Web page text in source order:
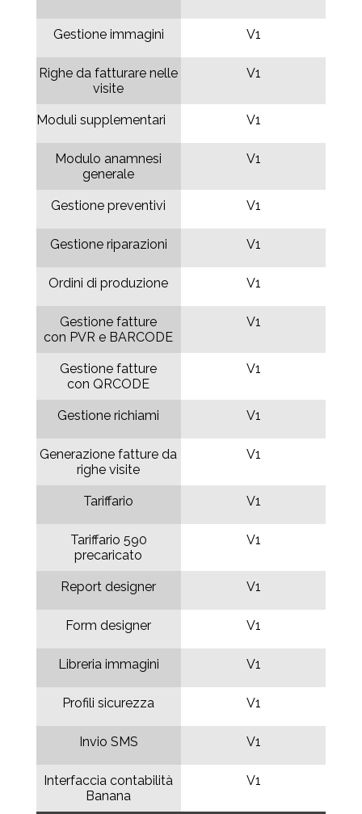
Gestione immagini
Righe da fatturare nelle
visite
Moduli supplementari
Modulo anamnesi
generale
Gestione preventivi
Gestione riparazioni
Ordini di produzione
Gestione fatture
con PVR e BARCODE
Gestione fatture
con QRCODE
Gestione richiami
Generazione fatture da
righe visite
Tariffario
Tariffario 590
precaricato
Report designer
Form designer
Libreria immagini
Profili sicurezza
Invio SMS
Interfaccia contabilità
Banana
V1
V1
V1
V1
V1
V1
V1
V1
V1
V1
V1
V1
V1
V1
V1
V1
V1
V1
V1